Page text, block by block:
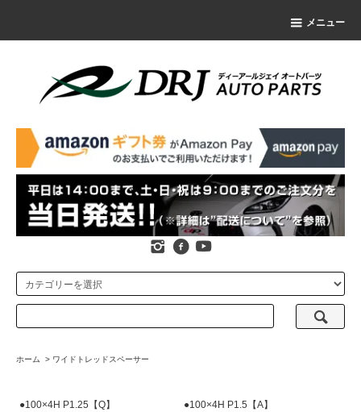
メニュー
ホーム > ワイドトレッドスペーサー
●100×4H P1.25【Q】
●100×4H P1.5【A】